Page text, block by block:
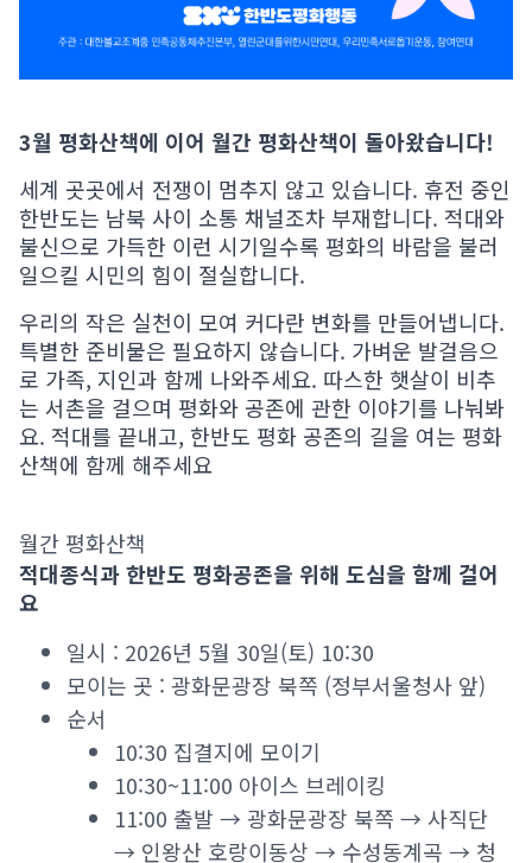
3월 평화산책에 이어 월간 평화산책이 돌아왔습니다!
세계 곳곳에서 전쟁이 멈추지 않고 있습니다. 휴전 중인
한반도는 남북 사이 소통 채널조차 부재합니다. 적대와
불신으로 가득한 이런 시기일수록 평화의 바람을 불러
일으킬 시민의 힘이 절실합니다.
우리의 작은 실천이 모여 커다란 변화를 만들어냅니다.
특별한 준비물은 필요하지 않습니다. 가벼운 발걸음으
로 가족, 지인과 함께 나와주세요. 따스한 햇살이 비추
는 서촌을 걸으며 평화와 공존에 관한 이야기를 나눠봐
요. 적대를 끝내고, 한반도 평화 공존의 길을 여는 평화
산책에 함께 해주세요
월간 평화산책
적대종식과 한반도 평화공존을 위해 도심을 함께 걸어
요
일시 : 2026년 5월 30일(토) 10:30
모이는 곳 : 광화문광장 북쪽 (정부서울청사 앞)
순서
10:30 집결지에 모이기
10:30~11:00 아이스 브레이킹
11:00 출발 → 광화문광장 북쪽 → 사직단
→ 인왕산 호랑이동상 → 수성동계곡 → 청